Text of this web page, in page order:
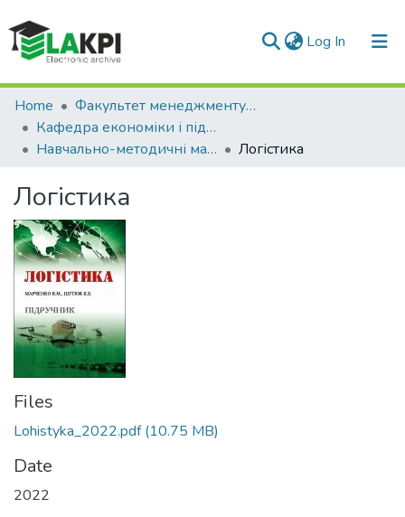
Log In (current)
Communities & Collections
All of DSpace
Home
Факультет менеджменту та маркетингу (ФММ)
Кафедра економіки і підприємництва (КЕП)
Навчально-методичні матеріали (КЕП)
Логістика
Логістика
Files
Lohistyka_2022.pdf(10.75 MB)
Date
2022